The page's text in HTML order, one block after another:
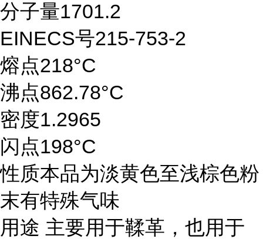
分子量1701.2
EINECS号215-753-2
熔点218°C
沸点862.78°C
密度1.2965
闪点198°C
性质本品为淡黄色至浅棕色粉
末有特殊气味
用途 主要用于鞣革，也用于